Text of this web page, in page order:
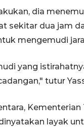
dia
sekitar dua jam
mengemudi
yang
tutur
layak